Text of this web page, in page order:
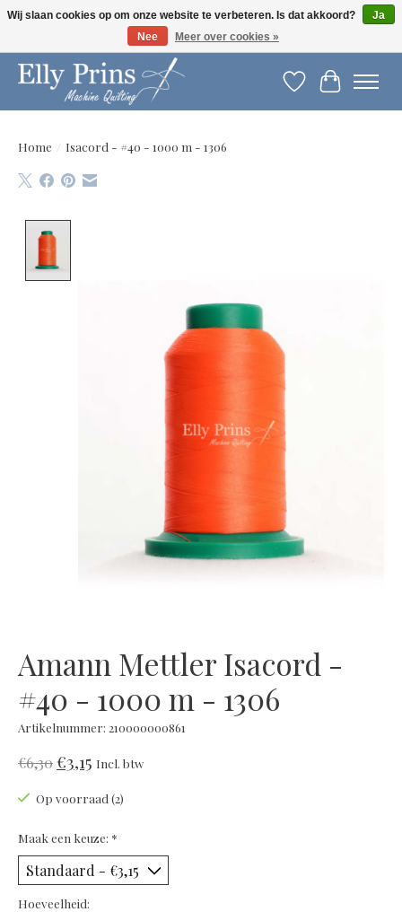
Let op: gewijzigde openingstijden!
Verlanglijst
Home / Isacord - #40 - 1000 m - 1306
Amann Mettler Isacord -
#40 - 1000 m - 1306
Artikelnummer: 210000000861
€6,30€3,15 Incl. btw
Op voorraad (2)
Maak een keuze: *
Hoeveelheid:
Wij slaan cookies op om onze website te verbeteren. Is dat akkoord?
Ja
Nee
Meer over cookies »